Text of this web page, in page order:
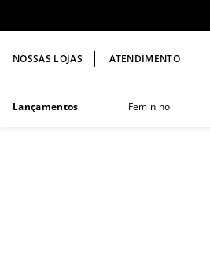
NOSSAS LOJAS ATENDIMENTO
Lançamentos Feminino